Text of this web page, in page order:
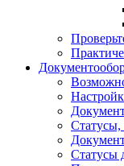
Статусы,
Статусы